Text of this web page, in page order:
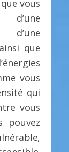
vous
d’une
que
vous
qui
vous
pouvez